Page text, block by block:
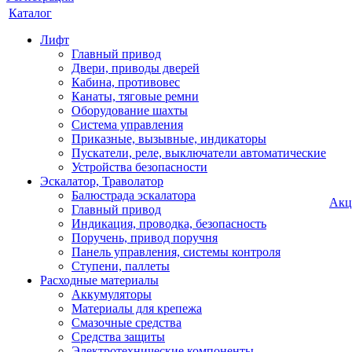
Каталог
Лифт
Главный привод
Двери, приводы дверей
Кабина, противовес
Канаты, тяговые ремни
Оборудование шахты
Система управления
Приказные, вызывные, индикаторы
Пускатели, реле, выключатели автоматические
Устройства безопасности
Эскалатор, Траволатор
Балюстрада эскалатора
Главный привод
Индикация, проводка, безопасность
Поручень, привод поручня
Панель управления, системы контроля
Ступени, паллеты
Расходные материалы
Аккумуляторы
Материалы для крепежа
Смазочные средства
Средства защиты